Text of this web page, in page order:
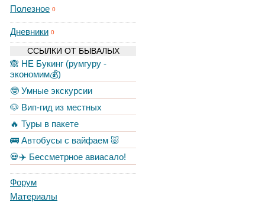
Полезное 0
Дневники 0
ССЫЛКИ ОТ БЫВАЛЫХ
🙈 НЕ Букинг (румгуру -
экономим💰)
🤓 Умные экскурсии
🐶 Вип-гид из местных
🔥 Туры в пакете
🚌 Автобусы с вайфаем 🐷
💀✈️ Бессметрное авиасало!
Форум
Материалы